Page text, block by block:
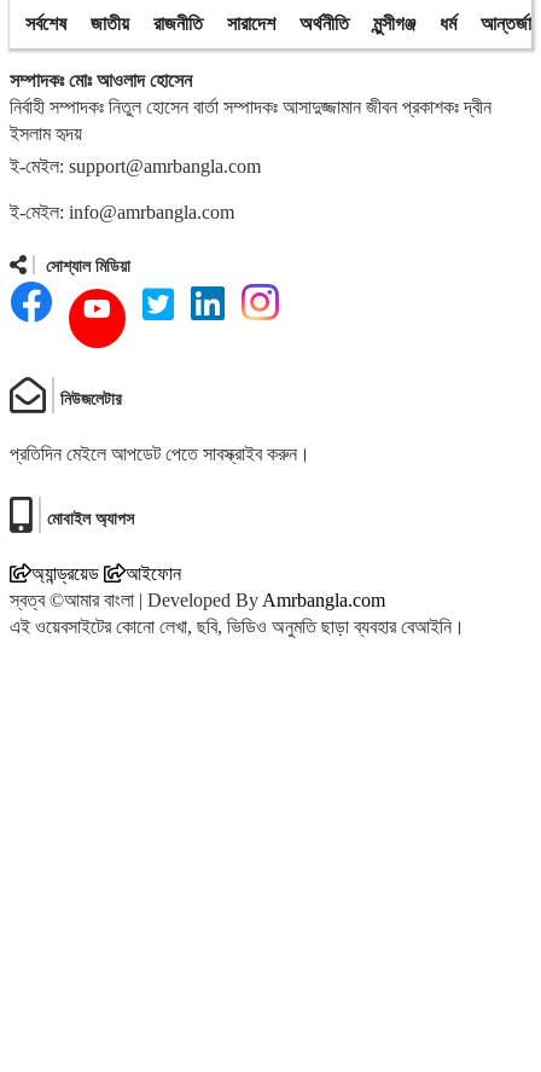
সর্বশেষ জাতীয় রাজনীতি সারাদেশ অর্থনীতি মুন্সীগঞ্জ ধর্ম
সম্পাদকঃ মোঃ আওলাদ হোসেন
নির্বাহী সম্পাদকঃ নিতুল হোসেন বার্তা সম্পাদকঃ আসাদুজ্জামান জীবন প্রকাশকঃ দ্বীন
ইসলাম হৃদয়
ই-মেইল: support@amrbangla.com
ই-মেইল: info@amrbangla.com
সোশ্যাল মিডিয়া
নিউজলেটার
প্রতিদিন মেইলে আপডেট পেতে সাবস্ক্রাইব করুন।
মোবাইল অ্যাপস
অ্যান্ড্রয়েড
আইফোন
স্বত্ব ©আমার বাংলা | Developed By Amrbangla.com
এই ওয়েবসাইটের কোনো লেখা, ছবি, ভিডিও অনুমতি ছাড়া ব্যবহার বেআইনি।